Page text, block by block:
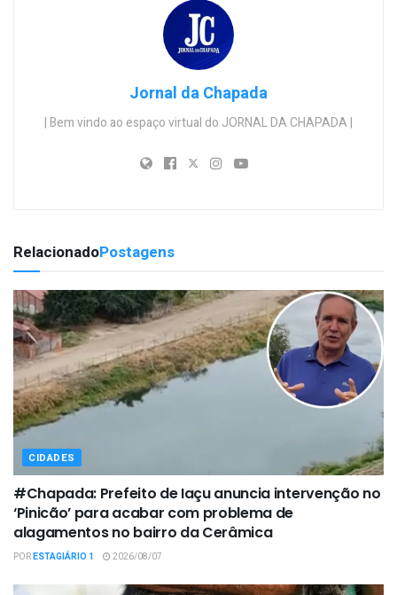
Jornal da Chapada
| Bem vindo ao espaço virtual do JORNAL DA CHAPADA |
RelacionadoPostagens
CIDADES
#Chapada: Prefeito de Iaçu anuncia intervenção no
‘Pinicão’ para acabar com problema de
alagamentos no bairro da Cerâmica
PORESTAGIÁRIO 1 2026/08/07